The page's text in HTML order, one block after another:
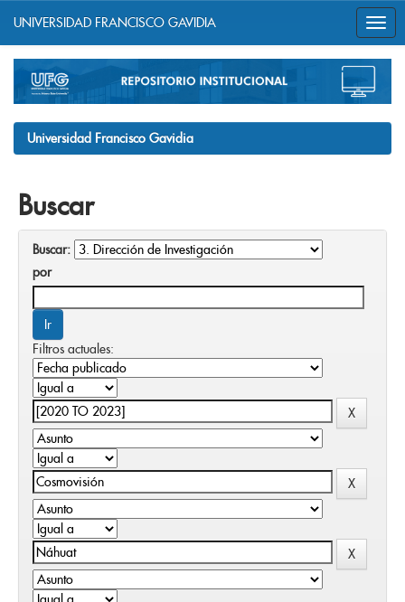
navigation
UNIVERSIDAD FRANCISCO GAVIDIA
Universidad Francisco Gavidia
Buscar
Buscar:
por
Filtros actuales: